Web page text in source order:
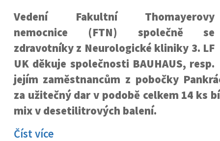
Vedení Fakultní Thomayerovy
nemocnice (FTN) společně se
zdravotníky z Neurologické kliniky 3. LF
UK děkuje společnosti BAUHAUS, resp.
jejím zaměstnancům z pobočky
za užitečný dar v podobě celkem 14 ks
mix v desetilitrových balení.
Číst více